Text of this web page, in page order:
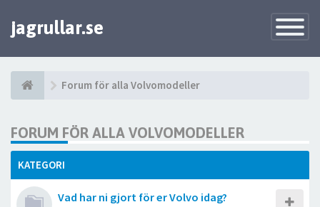
Toggle
jagrullar.se
Forum för alla Volvomodeller
FORUM FÖR ALLA VOLVOMODELLER
KATEGORI
Vad har ni gjort för er Volvo idag?